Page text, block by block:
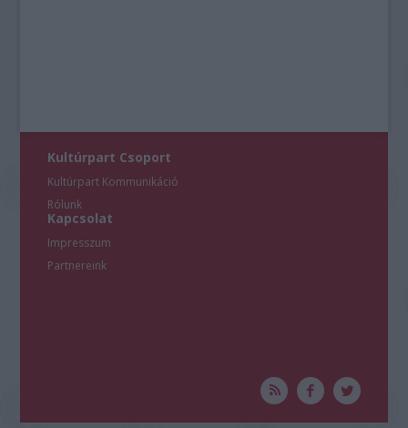
Kultúrpart Csoport
Kultúrpart Kommunikáció
Rólunk
Kapcsolat
Impresszum
Partnereink